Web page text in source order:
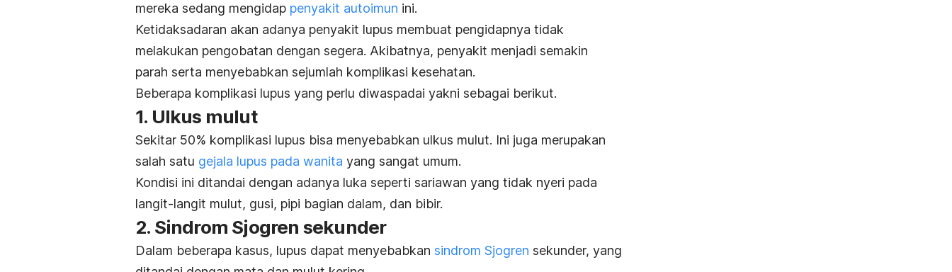
mereka sedang mengidap penyakit autoimun ini.
Ketidaksadaran akan adanya penyakit lupus membuat pengidapnya tidak
melakukan pengobatan dengan segera. Akibatnya, penyakit menjadi semakin
parah serta menyebabkan sejumlah komplikasi kesehatan.
Beberapa komplikasi lupus yang perlu diwaspadai yakni sebagai berikut.
1. Ulkus mulut
Sekitar 50% komplikasi lupus bisa menyebabkan ulkus mulut. Ini juga merupakan
salah satu gejala lupus pada wanita yang sangat umum.
Kondisi ini ditandai dengan adanya luka seperti sariawan yang tidak nyeri pada
langit-langit mulut, gusi, pipi bagian dalam, dan bibir.
2. Sindrom Sjogren sekunder
Dalam beberapa kasus, lupus dapat menyebabkan sindrom Sjogren sekunder, yang